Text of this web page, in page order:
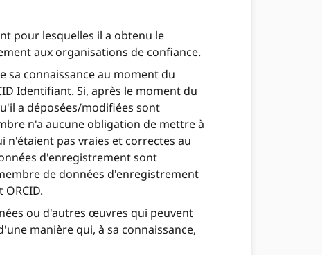
pour lesquelles il a obtenu le
aux organisations de confiance.
sa connaissance au moment du
Identifiant. Si, après le moment du
a déposées/modifiées sont
n'a aucune obligation de mettre à
pas vraies et correctes au
d'enregistrement sont
de données d'enregistrement
ou d'autres œuvres qui peuvent
manière qui, à sa connaissance,